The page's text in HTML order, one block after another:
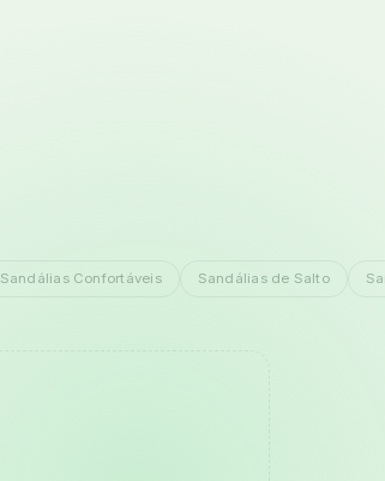
Sandálias Confortáveis Sandálias de Salto